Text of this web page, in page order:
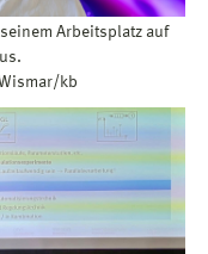
Arbeitsplatz auf
kb